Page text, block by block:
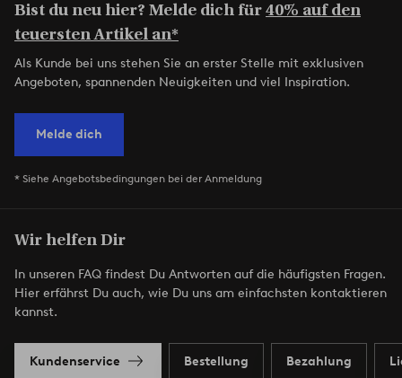
Bist du neu hier? Melde dich für40% auf den
teuersten Artikel an*
Als Kunde bei uns stehen Sie an erster Stelle mit exklusiven
Angeboten, spannenden Neuigkeiten und viel Inspiration.
Melde dich
* Siehe Angebotsbedingungen bei der Anmeldung
Wir helfen Dir
In unseren FAQ findest Du Antworten auf die häufigsten Fragen.
Hier erfährst Du auch, wie Du uns am einfachsten kontaktieren
kannst.
Kundenservice Bestellung Bezahlung